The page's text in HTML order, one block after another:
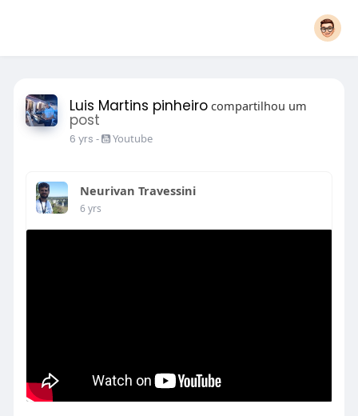
Luis Martins pinheiro compartilhou um
post
6 yrs - Youtube
Neurivan Travessini
6 yrs